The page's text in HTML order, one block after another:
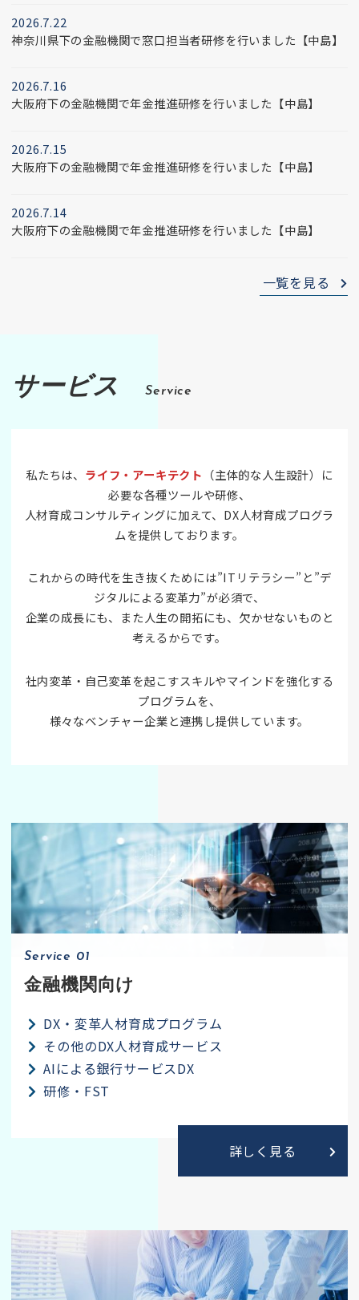
神奈川県下の金融機関で窓口担当者研修を行いました【中島】
2026.7.22
大阪府下の金融機関で年金推進研修を行いました【中島】
2026.7.16
大阪府下の金融機関で年金推進研修を行いました【中島】
2026.7.15
大阪府下の金融機関で年金推進研修を行いました【中島】
2026.7.14
一覧を見る
サービスService
私たちは、 ライフ・アーキテクト （主体的な人生設計）に
必要な各種ツールや研修、
人材育成コンサルティングに加えて、DX人材育成プログラ
ムを提供しております。
これからの時代を生き抜くためには”ITリテラシー”と”デ
ジタルによる変革力”が必須で、
企業の成長にも、また人生の開拓にも、欠かせないものと
考えるからです。
社内変革・自己変革を起こすスキルやマインドを強化する
プログラムを、
様々なベンチャー企業と連携し提供しています。
Service 01
金融機関向け
DX・変革人材育成プログラム
その他のDX人材育成サービス
AIによる銀行サービスDX
研修・FST
詳しく見る